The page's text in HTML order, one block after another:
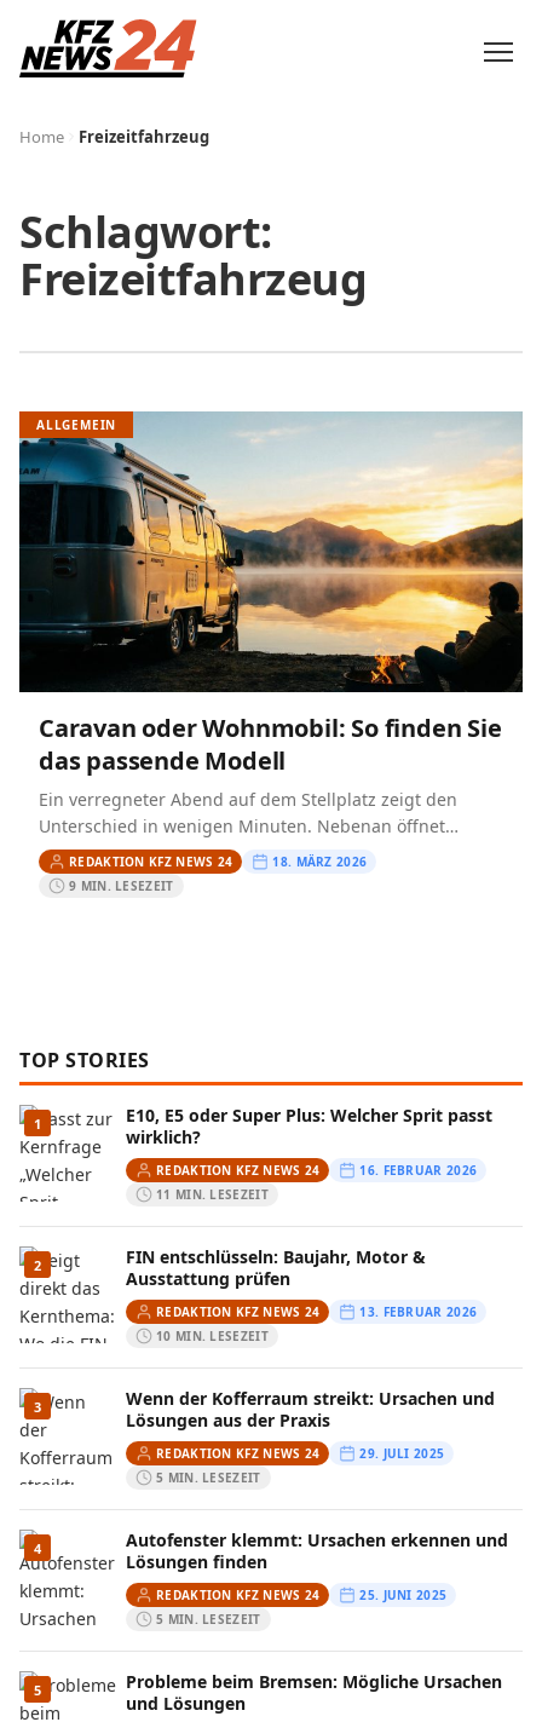
Home Freizeitfahrzeug
Schlagwort:
Freizeitfahrzeug
ALLGEMEIN
Caravan oder Wohnmobil: So finden Sie
das passende Modell
Ein verregneter Abend auf dem Stellplatz zeigt den
Unterschied in wenigen Minuten. Nebenan öffnet
jemand nur die Tür, setzt Wasser für Pasta auf und
sitzt…
REDAKTION KFZ NEWS 24
18. MÄRZ 2026
9 MIN. LESEZEIT
TOP STORIES
1
E10, E5 oder Super Plus: Welcher Sprit passt
wirklich?
REDAKTION KFZ NEWS 24
16. FEBRUAR 2026
11 MIN. LESEZEIT
2
FIN entschlüsseln: Baujahr, Motor &
Ausstattung prüfen
REDAKTION KFZ NEWS 24
13. FEBRUAR 2026
10 MIN. LESEZEIT
3
Wenn der Kofferraum streikt: Ursachen und
Lösungen aus der Praxis
REDAKTION KFZ NEWS 24
29. JULI 2025
5 MIN. LESEZEIT
4
Autofenster klemmt: Ursachen erkennen und
Lösungen finden
REDAKTION KFZ NEWS 24
25. JUNI 2025
5 MIN. LESEZEIT
5
Probleme beim Bremsen: Mögliche Ursachen
und Lösungen